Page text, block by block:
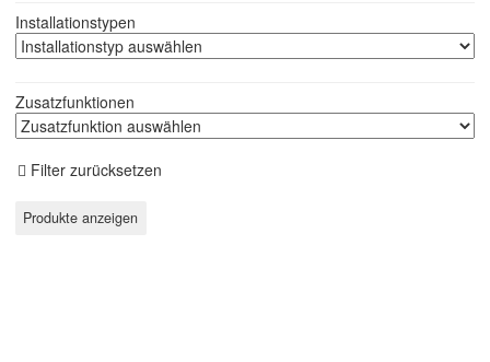
Installationstypen
Zusatzfunktionen
Filter zurücksetzen